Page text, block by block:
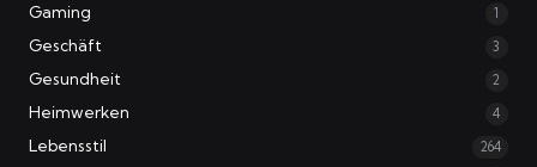
Gaming 1
Geschäft 3
Gesundheit 2
Heimwerken 4
Lebensstil 264